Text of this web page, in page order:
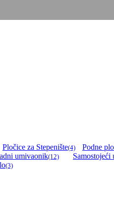
Pločice za Stepenište(4) Podne
umivaonik(12) Samostojeći
(3)